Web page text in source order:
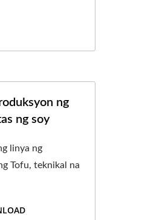
ng
ng soy
linya ng
Tofu, teknikal na